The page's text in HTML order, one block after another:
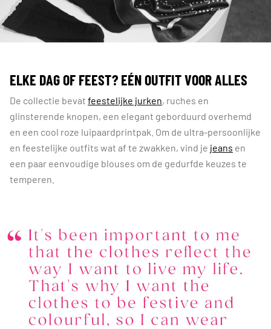
ELKE DAG OF FEEST? EÉN OUTFIT VOOR ALLES
De collectie bevat feestelijke jurken, ruches en
glinsterende knopen, een elegant geborduurd overhemd
en een cool roze luipaardprintpak. Om de ultra-persoonlijke
en feestelijke outfits wat af te zwakken, vind je jeans en
een paar eenvoudige blouses om de gedurfde keuzes te
temperen.